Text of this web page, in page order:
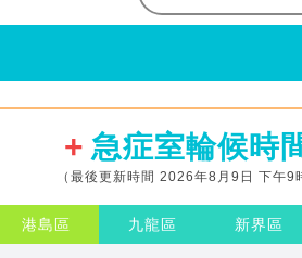
急症室輪候時
（最後更新時間 2026年8月9日 下午9
港島區 九龍區 新界區